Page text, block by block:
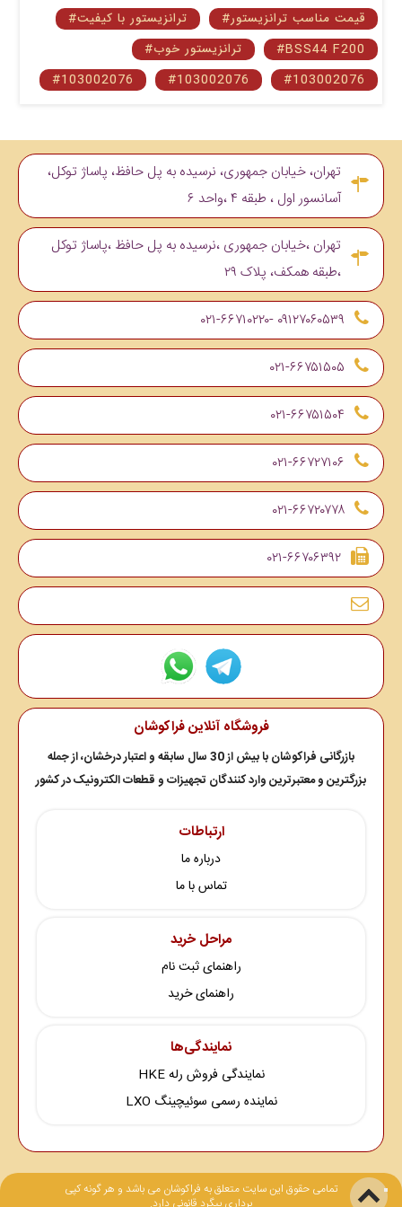
#قیمت مناسب ترانزیستور
#ترانزیستور با کیفیت
#BSS44 F200
#ترانزیستور خوب
#103002076
#103002076
#103002076
تهران، خیابان جمهوری، نرسیده به پل حافظ، پاساژ توکل،
آسانسور اول ، طبقه ۴ ،واحد ۶
تهران ،خیابان جمهوری ،نرسیده به پل حافظ ،پاساژ توکل
،طبقه همکف، پلاک ۲۹
۰۹۱۲۷۰۶۰۵۳۹ -۰۲۱-۶۶۷۱۰۲۲۰
۰۲۱-۶۶۷۵۱۵۰۵
۰۲۱-۶۶۷۵۱۵۰۴
۰۲۱-۶۶۷۲۷۱۰۶
۰۲۱-۶۶۷۲۰۷۷۸
۰۲۱-۶۶۷۰۶۳۹۲
فروشگاه آنلاین فراکوشان
بازرگانی فراکوشان با بیش از 30 سال سابقه و اعتبار درخشان، از جمله
بزرگترین و معتبرترین وارد کنندگان تجهیزات و قطعات الکترونیک در کشور
ارتباطات
درباره ما
تماس با ما
مراحل خرید
راهنمای ثبت نام
راهنمای خرید
نمایندگی‌ها
نمایندگی فروش رله HKE
نماینده رسمی سوئیچینگ LXO
تمامی حقوق این سایت متعلق به فراکوشان می باشد و هر گونه کپی
برداری پیگرد قانونی دارد.